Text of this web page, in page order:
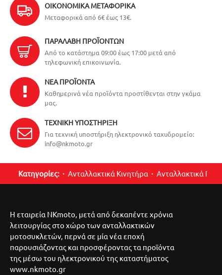
ΟΙΚΟΝΟΜΙΚΆ ΜΕΤΑΦΟΡΙΚΆ
Μεταφορικά από 6€ έως 13€.
ΠΑΡΑΛΑΒΉ ΠΡΟΪΌΝΤΩΝ
Από το κατάστημα 09:00 έως 17:00 μετά από
τηλεφωνική επικοινωνία.
ΝΈΑ ΠΡΟΪΌΝΤΑ
Καθημερινά νέα προϊόντα προστίθενται στην γκάμα
μας.
ΤΕΧΝΙΚΉ ΥΠΟΣΤΉΡΙΞΗ
Για τεχνική υποστήριξη ηλεκτρονικό ταχυδρομείο:
info@nkmoto.gr
Κατηγορίες: Ανταλλακτικά Κινητήρα Ανταλλακτικά
Η εταιρεία NKmoto, μετά από δεκαπέντε χρόνια
λειτουργίας στο χώρο των ανταλλακτικών
μοτοσυκλετών, περνά σε μία νέα εποχή
παρουσιάζοντας και προσφέροντας τα προϊόντα
της μέσω του ηλεκτρονικού της καταστήματος
www.nkmoto.gr